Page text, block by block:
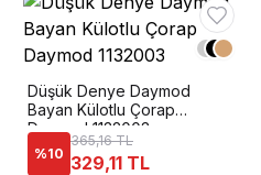
Düşük Denye Daymod
Bayan Külotlu Çorap
Daymod 1132003
%10
365,16 TL
329,11 TL